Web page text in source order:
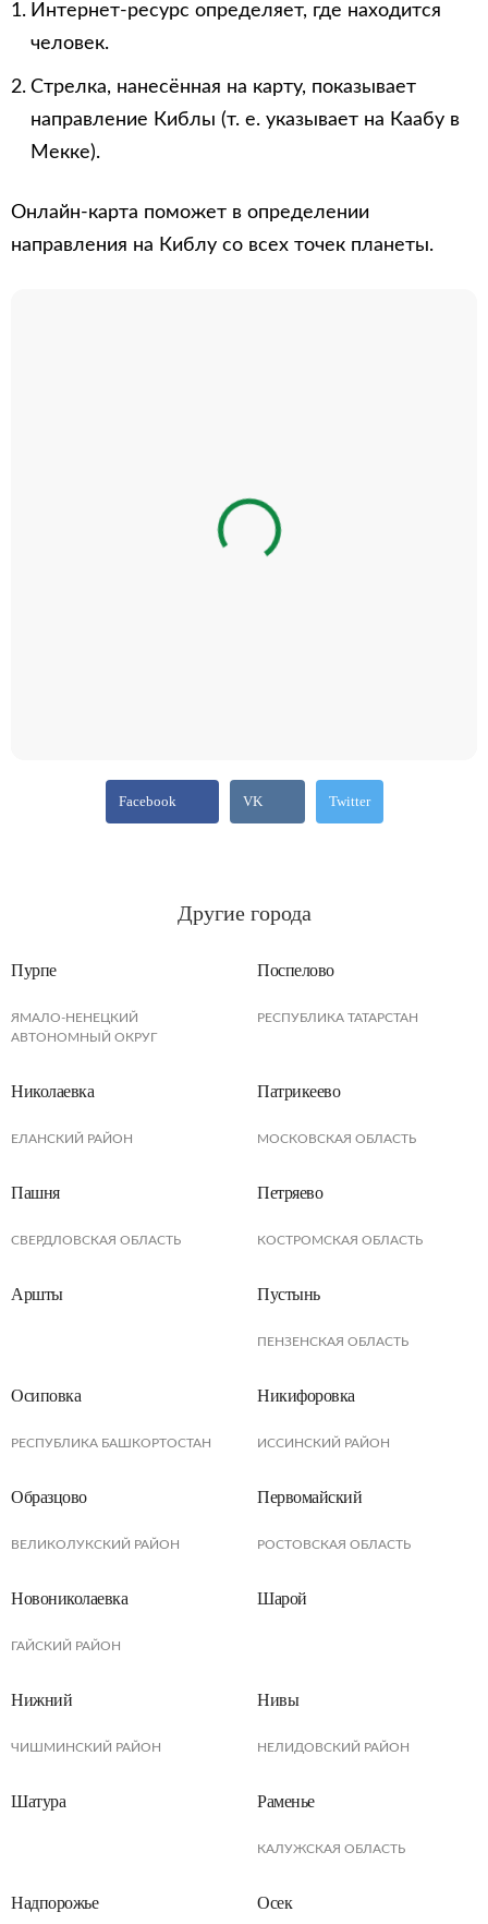
Интернет-ресурс определяет, где находится
человек.
Стрелка, нанесённая на карту, показывает
направление Киблы (т. е. указывает на Каабу в
Мекке).
Онлайн-карта поможет в определении
направления на Киблу со всех точек планеты.
Facebook VK Twitter
Другие города
Пурпе
ЯМАЛО-НЕНЕЦКИЙ
АВТОНОМНЫЙ ОКРУГ
Поспелово
РЕСПУБЛИКА ТАТАРСТАН
Николаевка
ЕЛАНСКИЙ РАЙОН
Патрикеево
МОСКОВСКАЯ ОБЛАСТЬ
Пашня
СВЕРДЛОВСКАЯ ОБЛАСТЬ
Петряево
КОСТРОМСКАЯ ОБЛАСТЬ
Аршты Пустынь
ПЕНЗЕНСКАЯ ОБЛАСТЬ
Осиповка
РЕСПУБЛИКА БАШКОРТОСТАН
Никифоровка
ИССИНСКИЙ РАЙОН
Образцово
ВЕЛИКОЛУКСКИЙ РАЙОН
Первомайский
РОСТОВСКАЯ ОБЛАСТЬ
Новониколаевка
ГАЙСКИЙ РАЙОН
Шарой
Нижний
ЧИШМИНСКИЙ РАЙОН
Нивы
НЕЛИДОВСКИЙ РАЙОН
Шатура Раменье
КАЛУЖСКАЯ ОБЛАСТЬ
Надпорожье Осек